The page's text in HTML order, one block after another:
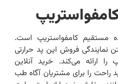
کامفواستریپ است.
فروش این پد حرارتی
می‌کند. خرید آنلاین
را برای مشتریان آگاه طب